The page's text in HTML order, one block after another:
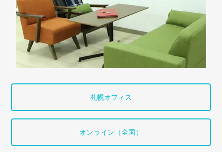
札幌オフィス
オンライン（全国）